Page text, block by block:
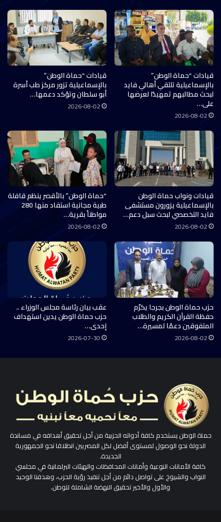
قيادات “حماة الوطن”
بالإسماعيلية تلتقي أهالي فايد
لبحث مطالبهم تمهيدًا لعرضها
على…
2026-08-02
قيادات “حماة الوطن”
بالإسماعيلية تزور مركز طب أسرة
أبو سلطان وتؤكد دعمها…
2026-08-02
قيادات ونواب حماة الوطن
بالإسماعيلية يزورون مستشفى
فايد التخصصي لبحث سبل دعم…
2026-08-02
“حماة الوطن” بالأقصر ينظم قافلة
طبية مجانية استفاد منها 280
مواطناً بقرية…
2026-08-02
حزب حماة الوطن بجرجا يكرّم
حفظة القرآن الكريم والطلاب
المتفوقين دعمًا لمسيرة…
2026-08-02
عقب بيان رئاسة مجلس الوزراء ..
حزب حماة الوطن يدين استهداف
إحدى…
2026-07-30
حماة الوطن يستخدم كافة أدواته الحزبية من أجل تحقيق أهدافه في مساندة
الدولة نحو الوصول لمستوى أفضل لكل المصريين انطلاقا نحو الجمهورية
الجديدة.
كافة الأمانات النوعية وأمانات المحافظات والهيئات البرلمانية في مجلسي
النواب والشيوخ على تواصل دائم من أجل تنفيذ رؤية الحزب، وهدفنا الوحيد
والأول والأخير تحقيق النهضة الشاملة للوطن.